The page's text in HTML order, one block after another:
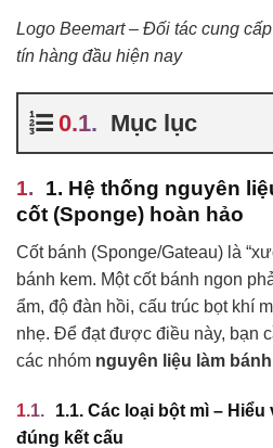
Logo Beemart – Đối tác cung
tín hàng đầu hiện nay
Mục lục
1. Hệ thống nguyên
cốt (Sponge) hoàn hảo
Cốt bánh (Sponge/Gateau) là
bánh kem. Một cốt bánh ngon
ẩm, độ đàn hồi, cấu trúc bọt khí
nhẹ. Để đạt được điều này, bạn
các nhóm nguyên liệu làm
1.1. Các loại bột mì –
đúng kết cấu